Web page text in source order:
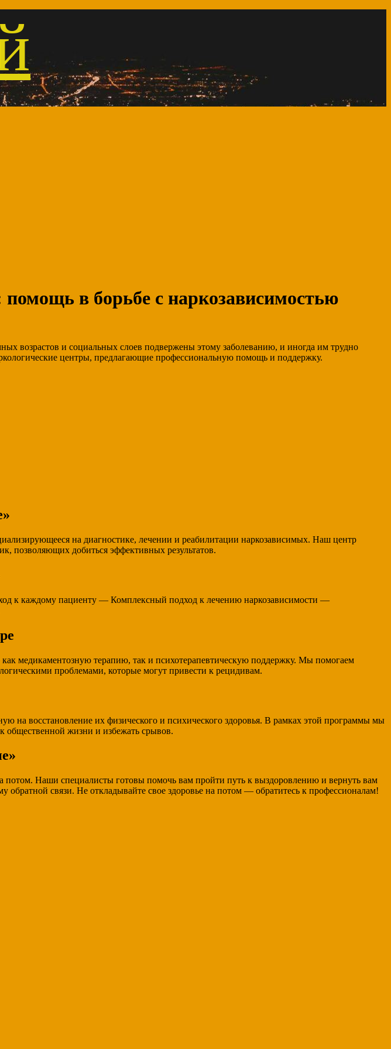
в борьбе с наркозависимостью
возрастов и социальных слоев подвержены этому заболеванию, и иногда им трудно
центры, предлагающие профессиональную помощь и поддержку.
на диагностике, лечении и реабилитации наркозависимых. Наш центр
позволяющих добиться эффективных результатов.
к каждому пациенту — Комплексный подход к лечению наркозависимости —
медикаментозную терапию, так и психотерапевтическую поддержку. Мы помогаем
проблемами, которые могут привести к рецидивам.
на восстановление их физического и психического здоровья. В рамках этой программы мы
общественной жизни и избежать срывов.
Наши специалисты готовы помочь вам пройти путь к выздоровлению и вернуть вам
связи. Не откладывайте свое здоровье на потом — обратитесь к профессионалам!